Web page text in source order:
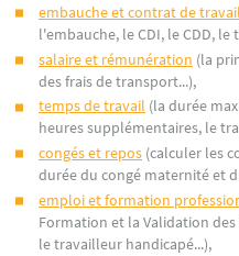
embauche et contrat de travail
l'embauche, le CDI, le CDD,
salaire et rémunération (la
des frais de transport...),
temps de travail (la durée
heures supplémentaires, le
congés et repos (calculer les
durée du congé maternité et
emploi et formation
Formation et la Validation des
le travailleur handicapé...),